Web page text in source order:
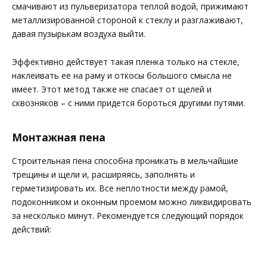
смачивают из пульверизатора теплой водой, прижимают
металлизированной стороной к стеклу и разглаживают,
давая пузырькам воздуха выйти.
Эффективно действует такая пленка только на стекле,
наклеивать ее на раму и откосы большого смысла не
имеет. Этот метод также не спасает от щелей и
сквозняков – с ними придется бороться другими путями.
Монтажная пена
Строительная пена способна проникать в мельчайшие
трещины и щели и, расширяясь, заполнять и
герметизировать их. Все неплотности между рамой,
подоконником и оконным проемом можно ликвидировать
за несколько минут. Рекомендуется следующий порядок
действий: